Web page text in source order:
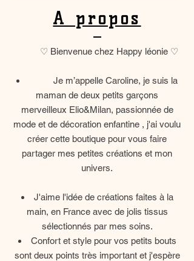
A propos
♡ Bienvenue chez Happy léonie ♡
Je m’appelle Caroline, je suis la
maman de deux petits garçons
merveilleux Elio&Milan, passionnée de
mode et de décoration enfantine , j'ai voulu
créer cette boutique pour vous faire
partager mes petites créations et mon
univers.
J'aime l'idée de créations faites à la
main, en France avec de jolis tissus
sélectionnés par mes soins.
Confort et style pour vos petits bouts
sont deux points très important et j'espère